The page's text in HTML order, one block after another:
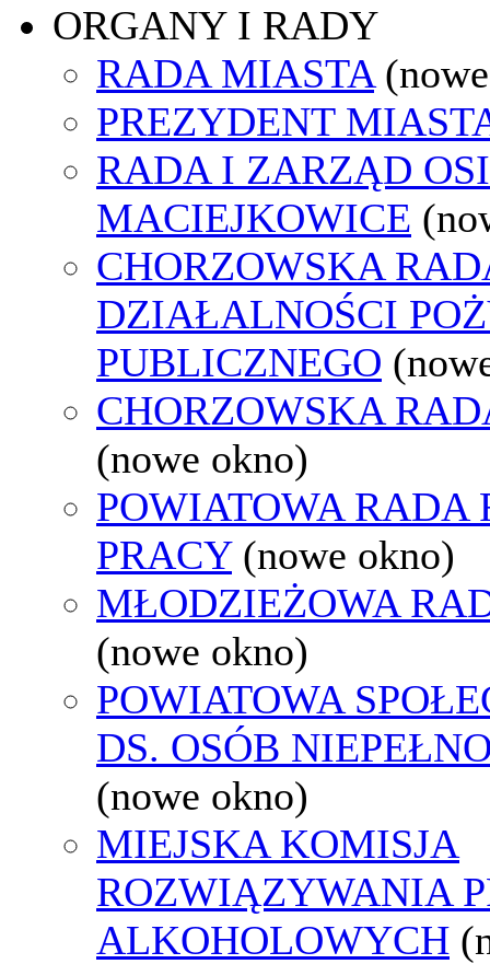
ORGANY I RADY
RADA MIASTA
PREZYDENT
RADA I ZARZĄD
MACIEJKOWICE
CHORZOWSKA
DZIAŁALNOŚCI
PUBLICZNEGO
CHORZOWSKA
(nowe okno)
POWIATOWA RADA
PRACY (nowe okno)
MŁODZIEŻOWA
(nowe okno)
POWIATOWA
DS. OSÓB
(nowe okno)
MIEJSKA KOMISJA
ROZWIĄZYWANIA
ALKOHOLOWYCH